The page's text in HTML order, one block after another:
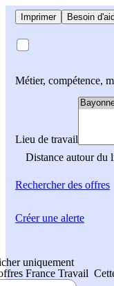
Imprimer Besoin
Métier, compétence,
Lieu de travail
Distance autour du
Rechercherdes offres
uniquement
France Travail
Créer une alerte